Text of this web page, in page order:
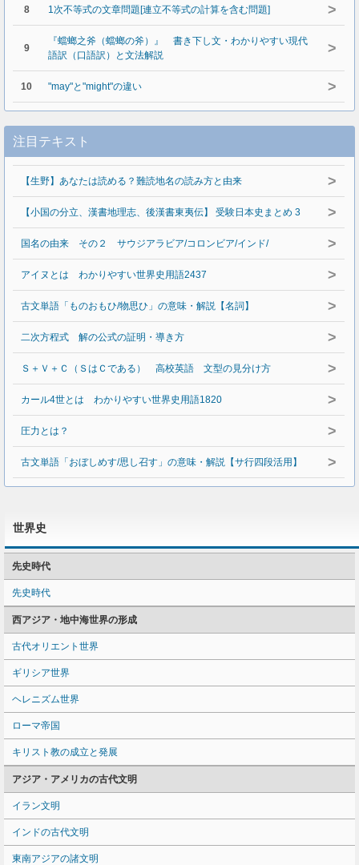
8 1次不等式の文章問題[連立不等式の計算を含む問題] >
9
『蟷螂之斧（蟷螂の斧）』 書き下し文・わかりやすい現代
語訳（口語訳）と文法解説
>
10 "may"と"might"の違い >
注目テキスト
【生野】あなたは読める？難読地名の読み方と由来 >
【小国の分立、漢書地理志、後漢書東夷伝】 受験日本史まとめ 3 >
国名の由来 その２ サウジアラビア/コロンビア/インド/ >
アイヌとは わかりやすい世界史用語2437 >
古文単語「ものおもひ/物思ひ」の意味・解説【名詞】 >
二次方程式 解の公式の証明・導き方 >
Ｓ＋Ｖ＋Ｃ（ＳはＣである） 高校英語 文型の見分け方 >
カール4世とは わかりやすい世界史用語1820 >
圧力とは？ >
古文単語「おぼしめす/思し召す」の意味・解説【サ行四段活用】 >
世界史
先史時代
先史時代
西アジア・地中海世界の形成
古代オリエント世界
ギリシア世界
ヘレニズム世界
ローマ帝国
キリスト教の成立と発展
アジア・アメリカの古代文明
イラン文明
インドの古代文明
東南アジアの諸文明